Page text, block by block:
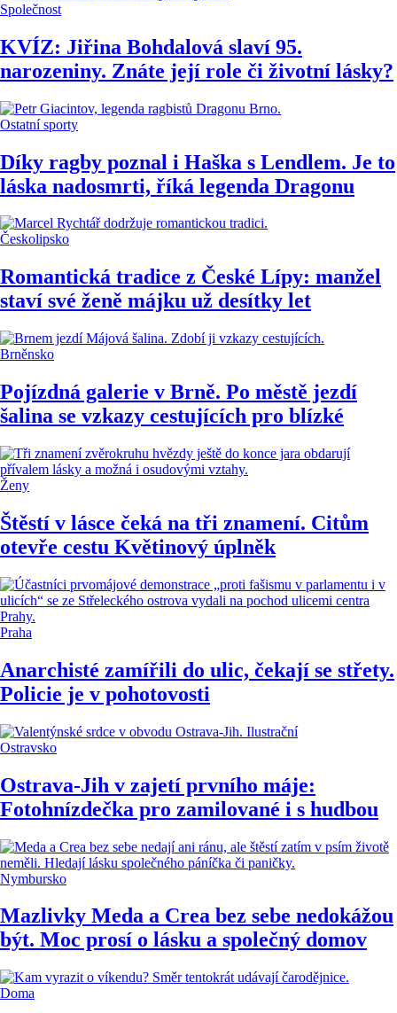
Společnost
KVÍZ: Jiřina Bohdalová slaví 95.
narozeniny. Znáte její role či životní lásky?
Ostatní sporty
Díky ragby poznal i Haška s Lendlem. Je to
láska nadosmrti, říká legenda Dragonu
Českolipsko
Romantická tradice z České Lípy: manžel
staví své ženě májku už desítky let
Brněnsko
Pojízdná galerie v Brně. Po městě jezdí
šalina se vzkazy cestujících pro blízké
Ženy
Štěstí v lásce čeká na tři znamení. Citům
otevře cestu Květinový úplněk
Praha
Anarchisté zamířili do ulic, čekají se střety.
Policie je v pohotovosti
Ostravsko
Ostrava-Jih v zajetí prvního máje:
Fotohnízdečka pro zamilované i s hudbou
Nymbursko
Mazlivky Meda a Crea bez sebe nedokážou
být. Moc prosí o lásku a společný domov
Doma